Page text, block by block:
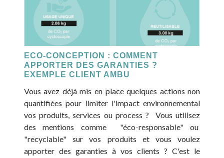
ECO-CONCEPTION : COMMENT
APPORTER DES GARANTIES ?
EXEMPLE CLIENT AMBU
Vous avez déjà mis en place quelques actions non
quantifiées pour limiter l'impact environnemental
vos produits, services ou process ? Vous utilisez
des mentions comme "éco-responsable" ou
"recyclable" sur vos produits et vous voulez
apporter des garanties à vos clients ? C'est le